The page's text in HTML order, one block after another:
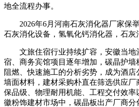
地全流程办事。
2026年6月河南石灰消化器厂家保举
石灰消化设备，氢氧化钙消化器，石灰
文旅住宿行业持续扩容，安徽当地
宿、商务宾馆项目逐年增加，碳晶护墙
阻燃、快速施工的分析劣势，成为酒
墙面材料，建材采购朴直在筛选供应
保品级、物理耐用机能、工程交付效
徽粉饰建材市场中，碳晶板出产厂商